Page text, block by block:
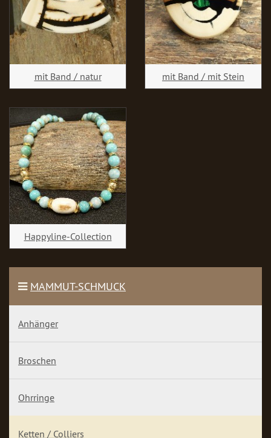
mit Band / natur mit Band / mit Stein
Happyline-Collection
MAMMUT-SCHMUCK
Anhänger
Broschen
Ohrringe
Ketten / Colliers